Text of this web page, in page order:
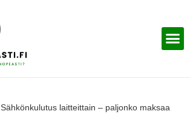
Sähkönkulutus laitteittain – paljonko maksaa